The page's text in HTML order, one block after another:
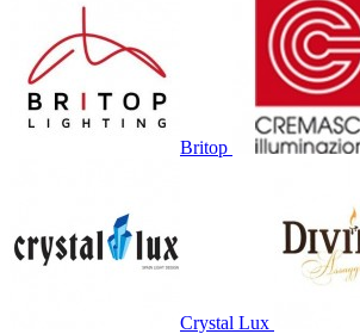
Britop
Crystal Lux